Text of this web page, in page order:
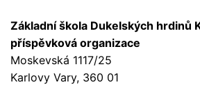
Základní škola Dukelských hrdinů
příspěvková organizace
Moskevská 1117/25
Karlovy Vary, 360 01